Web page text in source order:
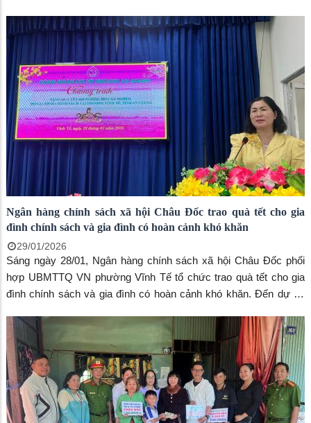
Thu Trang - Chủ tịch UBMTTQVN phường.
Ngân hàng chính sách xã hội Châu Đốc trao quà tết cho gia
đình chính sách và gia đình có hoàn cảnh khó khăn
29/01/2026
Sáng ngày 28/01, Ngân hàng chính sách xã hội Châu Đốc phối
hợp UBMTTQ VN phường Vĩnh Tế tổ chức trao quà tết cho gia
đình chính sách và gia đình có hoàn cảnh khó khăn. Đến dự có
bà Lý Thị Thúy Loan, phó Giám Đốc Ngân hàng chính sách xã hội
Châu Đốc.